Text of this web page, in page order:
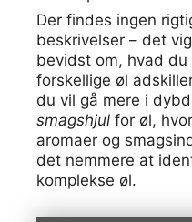
Der findes ingen
beskrivelser – det
bevidst om, hvad
forskellige øl
du vil gå mere i
smagshjul for øl,
aromaer og
det nemmere at
komplekse øl.